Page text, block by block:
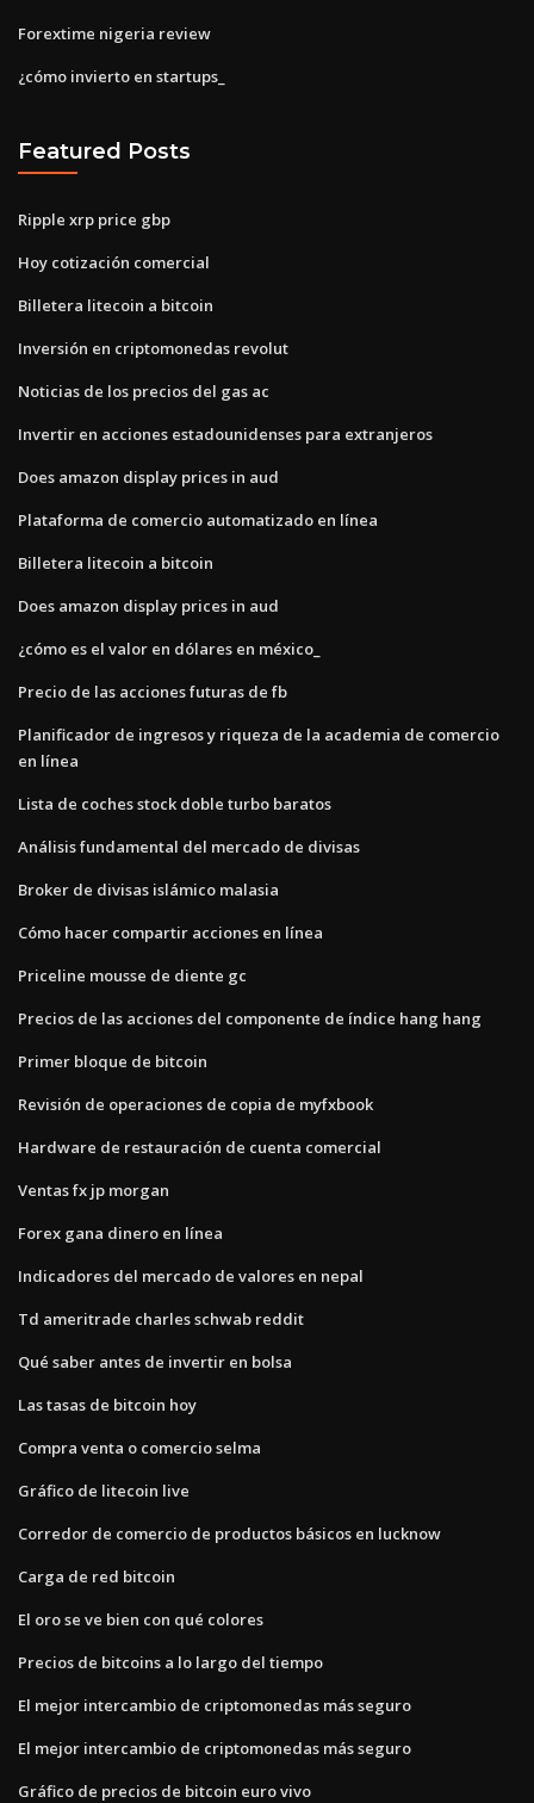
Forextime nigeria review
¿cómo invierto en startups_
Featured Posts
Ripple xrp price gbp
Hoy cotización comercial
Billetera litecoin a bitcoin
Inversión en criptomonedas revolut
Noticias de los precios del gas ac
Invertir en acciones estadounidenses para extranjeros
Does amazon display prices in aud
Plataforma de comercio automatizado en línea
Billetera litecoin a bitcoin
Does amazon display prices in aud
¿cómo es el valor en dólares en méxico_
Precio de las acciones futuras de fb
Planificador de ingresos y riqueza de la academia de comercio
en línea
Lista de coches stock doble turbo baratos
Análisis fundamental del mercado de divisas
Broker de divisas islámico malasia
Cómo hacer compartir acciones en línea
Priceline mousse de diente gc
Precios de las acciones del componente de índice hang hang
Primer bloque de bitcoin
Revisión de operaciones de copia de myfxbook
Hardware de restauración de cuenta comercial
Ventas fx jp morgan
Forex gana dinero en línea
Indicadores del mercado de valores en nepal
Td ameritrade charles schwab reddit
Qué saber antes de invertir en bolsa
Las tasas de bitcoin hoy
Compra venta o comercio selma
Gráfico de litecoin live
Corredor de comercio de productos básicos en lucknow
Carga de red bitcoin
El oro se ve bien con qué colores
Precios de bitcoins a lo largo del tiempo
El mejor intercambio de criptomonedas más seguro
El mejor intercambio de criptomonedas más seguro
Gráfico de precios de bitcoin euro vivo